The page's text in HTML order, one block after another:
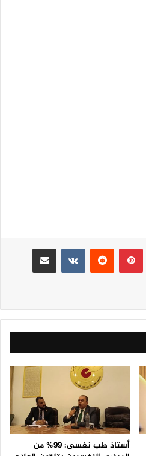
بينتيريست
أستاذ طب نفسى: 99% من